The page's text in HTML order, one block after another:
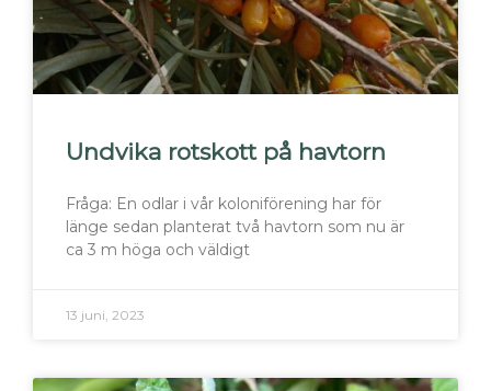
Undvika rotskott på havtorn
Fråga: En odlar i vår koloniförening har för
länge sedan planterat två havtorn som nu är
ca 3 m höga och väldigt
13 juni, 2023